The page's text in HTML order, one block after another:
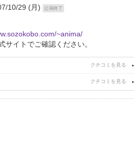
10/29 (月)
公演終了
~anima/
イトでご確認ください。